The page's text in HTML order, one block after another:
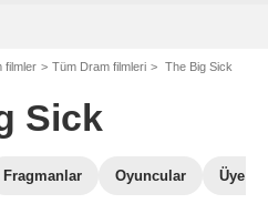
filmler Tüm Dram filmleri The Big Sick
Sick
Fragmanlar Oyuncular Üye